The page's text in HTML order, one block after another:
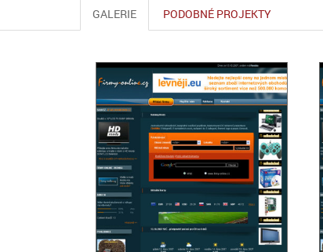
GALERIE PODOBNÉ PROJEKTY